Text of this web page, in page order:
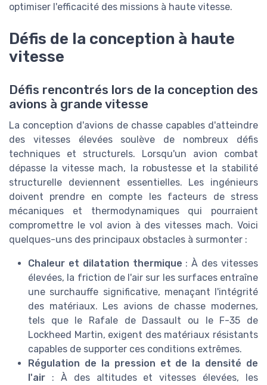
optimiser l'efficacité des missions à haute vitesse.
Défis de la conception à haute
vitesse
Défis rencontrés lors de la conception des
avions à grande vitesse
La conception d'avions de chasse capables d'atteindre
des vitesses élevées soulève de nombreux défis
techniques et structurels. Lorsqu'un avion combat
dépasse la vitesse mach, la robustesse et la stabilité
structurelle deviennent essentielles. Les ingénieurs
doivent prendre en compte les facteurs de stress
mécaniques et thermodynamiques qui pourraient
compromettre le vol avion à des vitesses mach. Voici
quelques-uns des principaux obstacles à surmonter :
Chaleur et dilatation thermique : À des vitesses
élevées, la friction de l'air sur les surfaces entraîne
une surchauffe significative, menaçant l'intégrité
des matériaux. Les avions de chasse modernes,
tels que le Rafale de Dassault ou le F-35 de
Lockheed Martin, exigent des matériaux résistants
capables de supporter ces conditions extrêmes.
Régulation de la pression et de la densité de
l'air : À des altitudes et vitesses élevées, les